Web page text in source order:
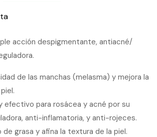
acción despigmentante, antiacné/
de las manchas (melasma) y mejora la
efectivo para rosácea y acné por su
anti-inflamatoria, y anti-rojeces.
de grasa y afina la textura de la piel.